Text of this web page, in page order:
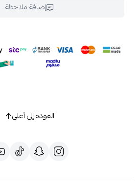
إضافة ملاحظة
العودة إلى أعلى